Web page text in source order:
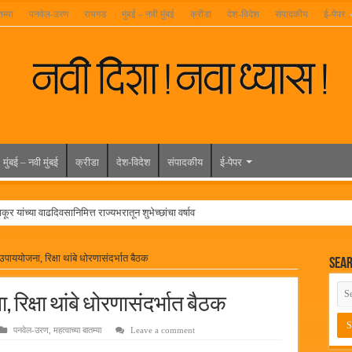
पनवेल-उरण रायगड मुंबई – नवी मुंबई क्रीडा देश-विदेश संपादकीय ई-पेपर
मुंबई – नवी मुंबई क्रीडा देश-विदेश संपादकीय ई-पेपर
वाढदिवसानिमित्त राज्यभरातून शुभेच्छांचा वर्षाव
जाहीर
मुख्य प्रशासकीय कार्यालयासह भव्य मूट कोर्टचे बुधवारी उद्घाटन
लोकनेते रामशेठ ठाकूर यांच्या उद्घाटन
बैठक
रिक्षा थांबे धोरणासंदर्भात बैठक
थांबे धोरणासंदर्भात बैठक
पनवेल-उरण महत्वाच्या बातम्या Leave a comment